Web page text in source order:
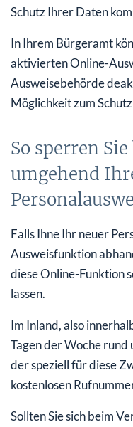
Schutz Ihrer Daten
In Ihrem Bürgeramt
aktivierten Online-
Ausweisebehörde
Möglichkeit zum
So sperren
umgehend
Falls Ihne Ihr neuer
Ausweisfunktion
diese Online-Funktion
lassen.
Im Inland, also
Tagen der Woche
der speziell für diese
kostenlosen
Sollten Sie sich beim